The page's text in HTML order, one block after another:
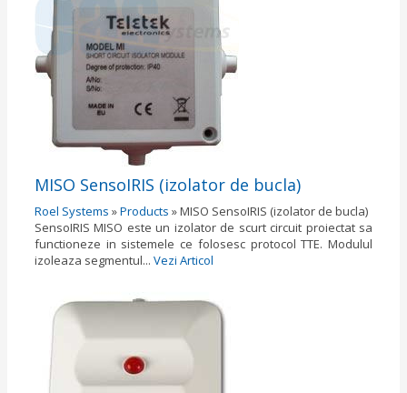
MISO SensoIRIS (izolator de bucla)
Roel Systems »Products »MISO SensoIRIS (izolator de bucla)
SensoIRIS MISO este un izolator de scurt circuit proiectat sa
functioneze in sistemele ce folosesc protocol TTE. Modulul
izoleaza segmentul... Vezi Articol